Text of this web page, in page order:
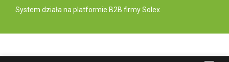
System działa na platformie B2B firmy Solex